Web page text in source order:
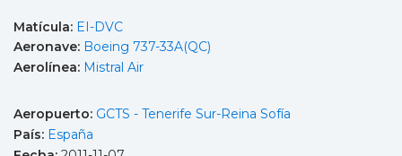
Matícula: EI-DVC
Aeronave: Boeing 737-33A(QC)
Aerolínea: Mistral Air
Aeropuerto: GCTS - Tenerife Sur-Reina Sofía
País: España